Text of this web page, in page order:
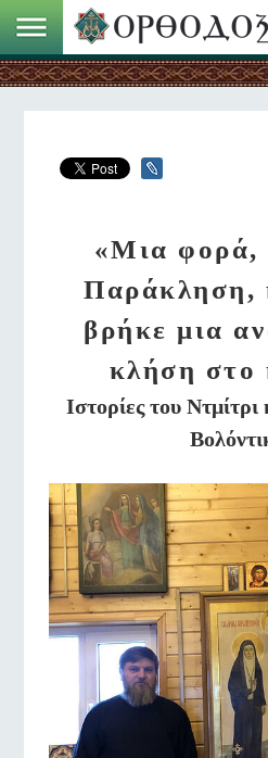
«Μια φορά,
Παράκληση,
βρήκε μια
κλήση στο
Ιστορίες του